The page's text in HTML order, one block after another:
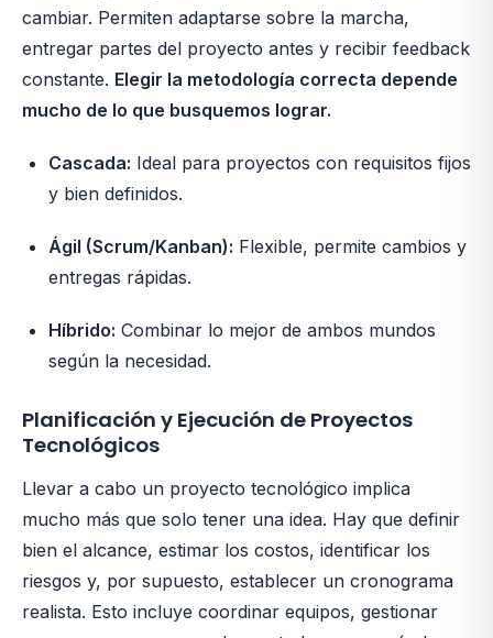
cambiar. Permiten adaptarse sobre la marcha,
entregar partes del proyecto antes y recibir feedback
constante. Elegir la metodología correcta depende
mucho de lo que busquemos lograr.
Cascada: Ideal para proyectos con requisitos fijos
y bien definidos.
Ágil (Scrum/Kanban): Flexible, permite cambios y
entregas rápidas.
Híbrido: Combinar lo mejor de ambos mundos
según la necesidad.
Planificación y Ejecución de Proyectos
Tecnológicos
Llevar a cabo un proyecto tecnológico implica
mucho más que solo tener una idea. Hay que definir
bien el alcance, estimar los costos, identificar los
riesgos y, por supuesto, establecer un cronograma
realista. Esto incluye coordinar equipos, gestionar